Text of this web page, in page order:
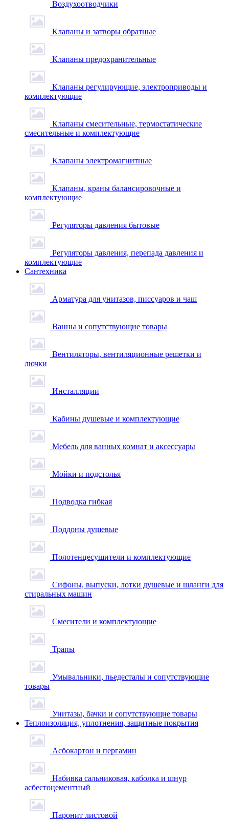
Воздухоотводчики
Клапаны и затворы обратные
Клапаны предохранительные
Клапаны регулирующие, электроприводы и
комплектующие
Клапаны смесительные, термостатические
смесительные и комплектующие
Клапаны электромагнитные
Клапаны, краны балансировочные и
комплектующие
Регуляторы давления бытовые
Регуляторы давления, перепада давления и
комплектующие
Сантехника
Арматура для унитазов, писсуаров и чаш
Ванны и сопутствующие товары
Вентиляторы, вентиляционные решетки и
лючки
Инсталляции
Кабины душевые и комплектующие
Мебель для ванных комнат и аксессуары
Мойки и подстолья
Подводка гибкая
Поддоны душевые
Полотенцесушители и комплектующие
Сифоны, выпуски, лотки душевые и шланги для
стиральных машин
Смесители и комплектующие
Трапы
Умывальники, пьедесталы и сопутствующие
товары
Унитазы, бачки и сопутствующие товары
Теплоизоляция, уплотнения, защитные покрытия
Асбокартон и пергамин
Набивка сальниковая, каболка и шнур
асбестоцементный
Паронит листовой